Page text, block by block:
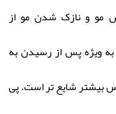
مو و نازک شدن مو از
ویژه پس از رسیدن به
بیشتر شایع تر است. پی